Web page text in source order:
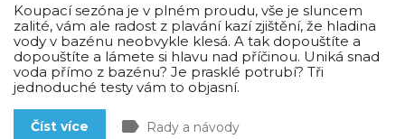
Koupací sezóna je v plném proudu, vše je sluncem
zalité, vám ale radost z plavání kazí zjištění, že hladina
vody v bazénu neobvykle klesá. A tak dopouštíte a
dopouštíte a lámete si hlavu nad příčinou. Uniká snad
voda přímo z bazénu? Je prasklé potrubí? Tři
jednoduché testy vám to objasní.
Číst více label Rady a návody